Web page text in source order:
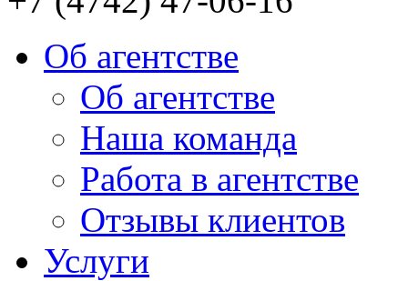
Об агентстве
Об агентстве
Наша команда
Работа в агентстве
Отзывы клиентов
Услуги